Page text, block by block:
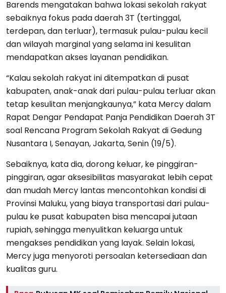
Barends mengatakan bahwa lokasi sekolah rakyat
sebaiknya fokus pada daerah 3T (tertinggal,
terdepan, dan terluar), termasuk pulau-pulau kecil
dan wilayah marginal yang selama ini kesulitan
mendapatkan akses layanan pendidikan.
“Kalau sekolah rakyat ini ditempatkan di pusat
kabupaten, anak-anak dari pulau-pulau terluar akan
tetap kesulitan menjangkaunya,” kata Mercy dalam
Rapat Dengar Pendapat Panja Pendidikan Daerah 3T
soal Rencana Program Sekolah Rakyat di Gedung
Nusantara I, Senayan, Jakarta, Senin (19/5).
Sebaiknya, kata dia, dorong keluar, ke pinggiran-
pinggiran, agar aksesibilitas masyarakat lebih cepat
dan mudah Mercy lantas mencontohkan kondisi di
Provinsi Maluku, yang biaya transportasi dari pulau-
pulau ke pusat kabupaten bisa mencapai jutaan
rupiah, sehingga menyulitkan keluarga untuk
mengakses pendidikan yang layak. Selain lokasi,
Mercy juga menyoroti persoalan ketersediaan dan
kualitas guru.